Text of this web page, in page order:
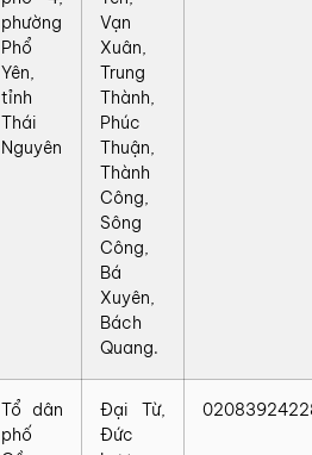
phường
Phổ
Yên,
tỉnh
Thái
Nguyên
Vạn
Xuân,
Trung
Thành,
Phúc
Thuận,
Thành
Công,
Sông
Công,
Bá
Xuyên,
Bách
Quang.
Tổ dân
phố
Đại Từ,
Đức